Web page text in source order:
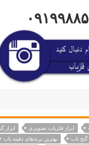
ابزار فلزیاب تصویری ابزار
گنج یاب بهترین برندهای دفینه یاب